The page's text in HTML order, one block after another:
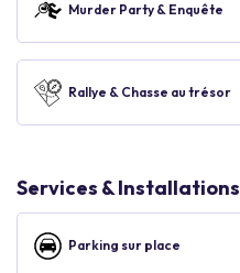
Murder Party & Enquête
Rallye & Chasse au trésor
Services & Installations
Parking sur place